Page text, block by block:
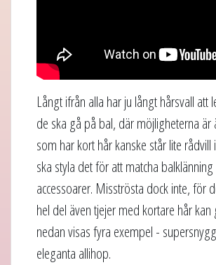
Långt ifrån alla har ju långt hårsvall att
de ska gå på bal, där möjligheterna är
som har kort hår kanske står lite
ska styla det för att matcha balklänning
accessoarer. Misströsta dock inte, för
hel del även tjejer med kortare hår
nedan visas fyra exempel -
eleganta allihop.